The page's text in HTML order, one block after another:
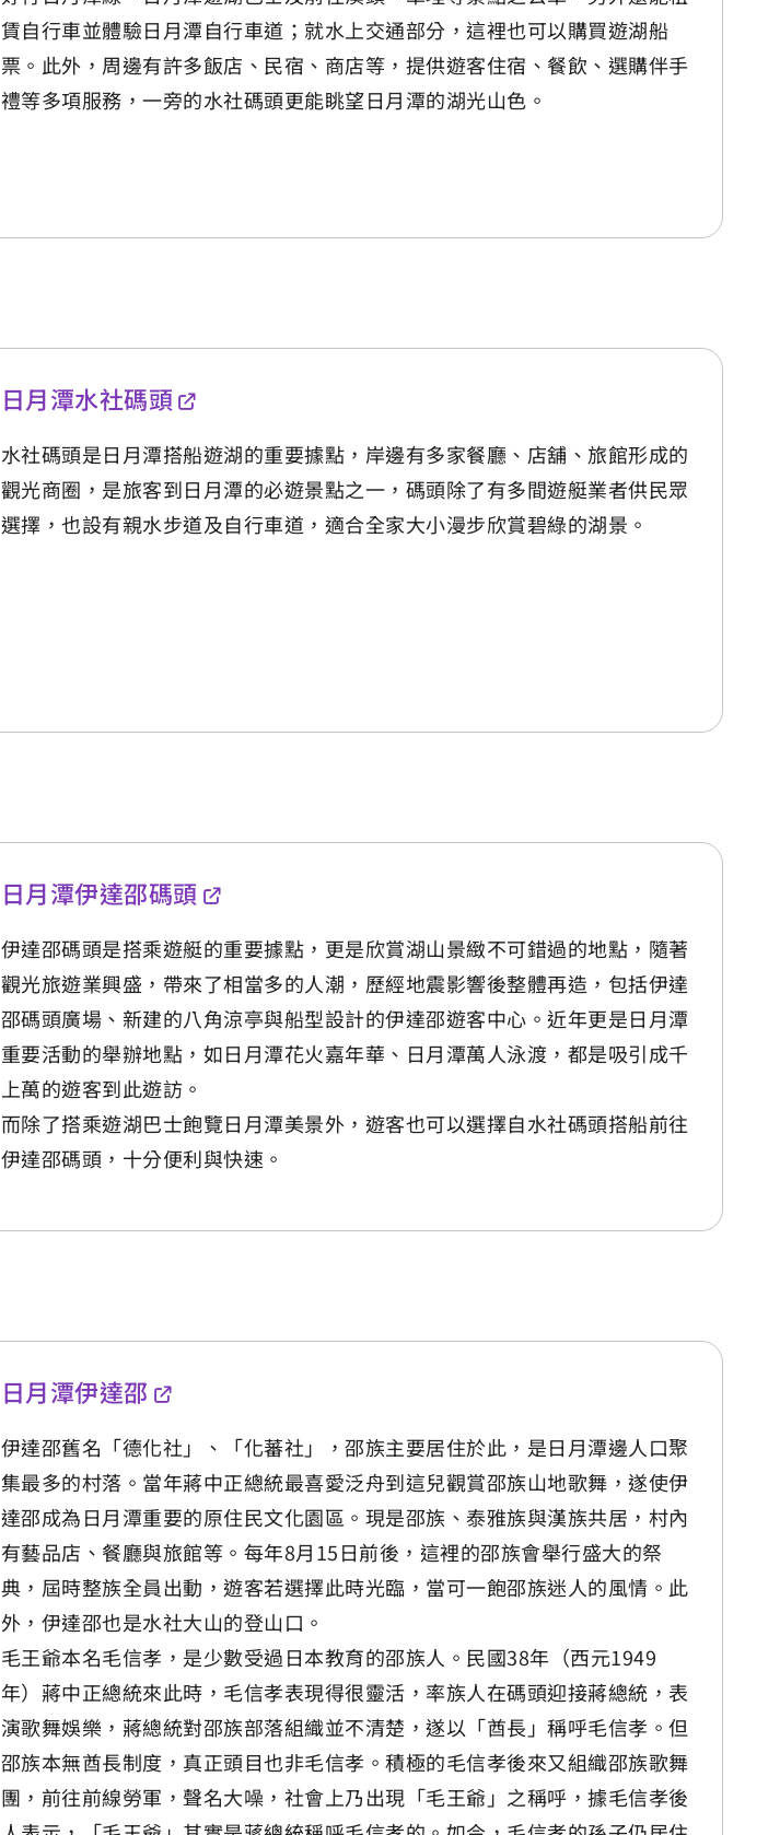
賃自行車並體驗日月潭自行車道；就水上交通部分，這裡也可以購買遊湖船
票。此外，周邊有許多飯店、民宿、商店等，提供遊客住宿、餐飲、選購伴手
禮等多項服務，一旁的水社碼頭更能眺望日月潭的湖光山色。
日月潭水社碼頭
水社碼頭是日月潭搭船遊湖的重要據點，岸邊有多家餐廳、店舖、旅館形成的
觀光商圈，是旅客到日月潭的必遊景點之一，碼頭除了有多間遊艇業者供民眾
選擇，也設有親水步道及自行車道，適合全家大小漫步欣賞碧綠的湖景。
日月潭伊達邵碼頭
伊達邵碼頭是搭乘遊艇的重要據點，更是欣賞湖山景緻不可錯過的地點，隨著
觀光旅遊業興盛，帶來了相當多的人潮，歷經地震影響後整體再造，包括伊達
邵碼頭廣場、新建的八角涼亭與船型設計的伊達邵遊客中心。近年更是日月潭
重要活動的舉辦地點，如日月潭花火嘉年華、日月潭萬人泳渡，都是吸引成千
上萬的遊客到此遊訪。
而除了搭乘遊湖巴士飽覽日月潭美景外，遊客也可以選擇自水社碼頭搭船前往
伊達邵碼頭，十分便利與快速。
日月潭伊達邵
伊達邵舊名「德化社」、「化蕃社」，邵族主要居住於此，是日月潭邊人口聚
集最多的村落。當年蔣中正總統最喜愛泛舟到這兒觀賞邵族山地歌舞，遂使伊
達邵成為日月潭重要的原住民文化園區。現是邵族、泰雅族與漢族共居，村內
有藝品店、餐廳與旅館等。每年8月15日前後，這裡的邵族會舉行盛大的祭
典，屆時整族全員出動，遊客若選擇此時光臨，當可一飽邵族迷人的風情。此
外，伊達邵也是水社大山的登山口。
毛王爺本名毛信孝，是少數受過日本教育的邵族人。民國38年（西元1949
年）蔣中正總統來此時，毛信孝表現得很靈活，率族人在碼頭迎接蔣總統，表
演歌舞娛樂，蔣總統對邵族部落組織並不清楚，遂以「酋長」稱呼毛信孝。但
邵族本無酋長制度，真正頭目也非毛信孝。積極的毛信孝後來又組織邵族歌舞
團，前往前線勞軍，聲名大噪，社會上乃出現「毛王爺」之稱呼，據毛信孝後